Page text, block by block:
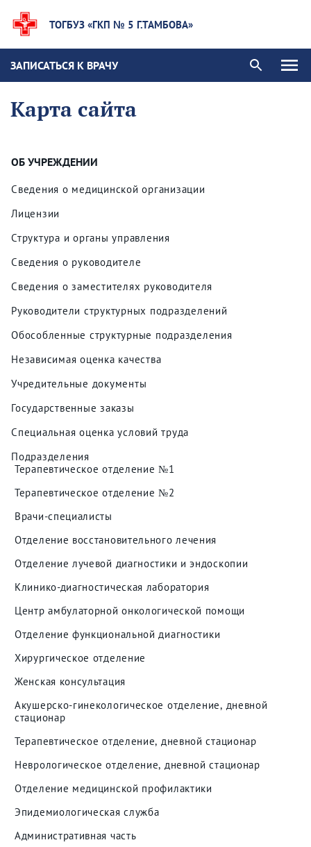
ТОГБУЗ «ГКП № 5 Г.ТАМБОВА»
ЗАПИСАТЬСЯ К ВРАЧУ
Карта сайта
ОБ УЧРЕЖДЕНИИ
Сведения о медицинской организации
Лицензии
Структура и органы управления
Сведения о руководителе
Сведения о заместителях руководителя
Руководители структурных подразделений
Обособленные структурные подразделения
Независимая оценка качества
Учредительные документы
Государственные заказы
Специальная оценка условий труда
Подразделения
Терапевтическое отделение №1
Терапевтическое отделение №2
Врачи-специалисты
Отделение восстановительного лечения
Отделение лучевой диагностики и эндоскопии
Клинико-диагностическая лаборатория
Центр амбулаторной онкологической помощи
Отделение функциональной диагностики
Хирургическое отделение
Женская консультация
Акушерско-гинекологическое отделение, дневной
стационар
Терапевтическое отделение, дневной стационар
Неврологическое отделение, дневной стационар
Отделение медицинской профилактики
Эпидемиологическая служба
Административная часть